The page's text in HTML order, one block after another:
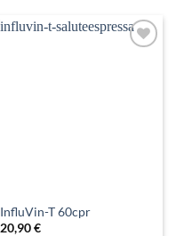
InfluVin-T 60cpr
20,90€